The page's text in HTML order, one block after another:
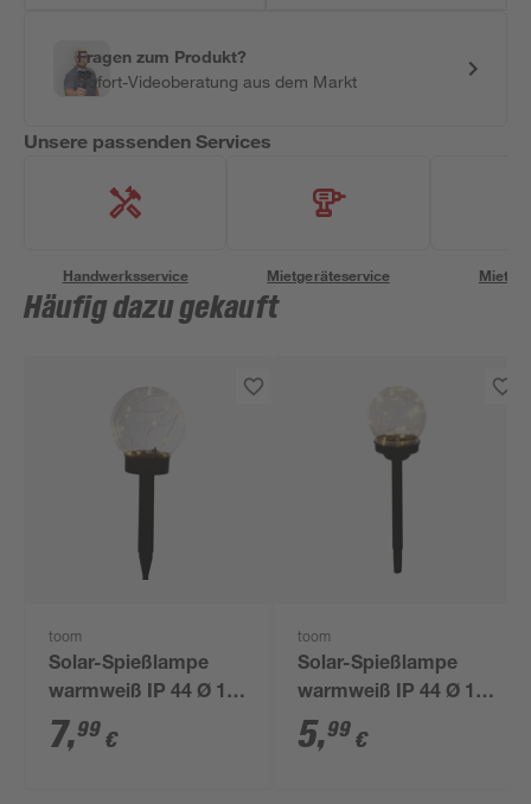
Fragen zum Produkt?
Sofort-Videoberatung aus dem Markt
Unsere passenden Services
Handwerksservice Mietgeräteservice
Häufig dazu gekauft
toom
Solar-Spießlampe
warmweiß IP 44 Ø 15
x 44 cm
7,99 €
toom
Solar-Spießlampe
warmweiß IP 44 Ø 10
x 39 cm
5,99 €